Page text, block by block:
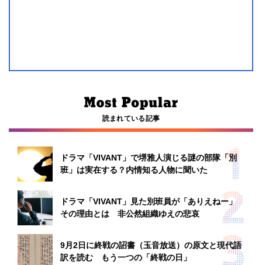
読まれている記事
ドラマ「VIVANT」で堺雅人演じる謎の部隊「別
班」は実在する？内情知る人物に聞いた
ドラマ「VIVANT」見た別班員が「ありえねー」
その理由とは 非公然組織ゆえの悲哀
9月2日に終戦の詔書（玉音放送）の原文と現代語
訳を読む もう一つの「終戦の日」